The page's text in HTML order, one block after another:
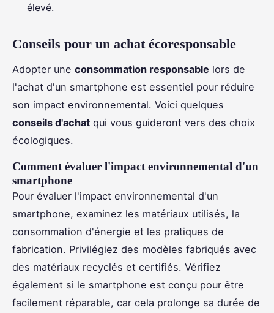
élevé.
Conseils pour un achat écoresponsable
Adopter une consommation responsable lors de
l'achat d'un smartphone est essentiel pour réduire
son impact environnemental. Voici quelques
conseils d'achat qui vous guideront vers des choix
écologiques.
Comment évaluer l'impact environnemental d'un
smartphone
Pour évaluer l'impact environnemental d'un
smartphone, examinez les matériaux utilisés, la
consommation d'énergie et les pratiques de
fabrication. Privilégiez des modèles fabriqués avec
des matériaux recyclés et certifiés. Vérifiez
également si le smartphone est conçu pour être
facilement réparable, car cela prolonge sa durée de